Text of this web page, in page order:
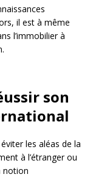
il est à même
l’immobilier à
son
les aléas de la
à l’étranger ou
notion